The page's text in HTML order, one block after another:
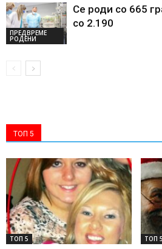
ПРЕДВРЕМЕ
РОДЕНИ
Се роди со 665
со 2.190
ТОП 5
ТОП 5 ТОП 5